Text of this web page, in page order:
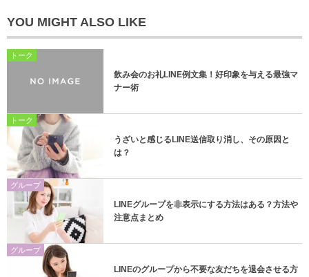
YOU MIGHT ALSO LIKE
トーク
飲み会のお礼LINE例文集！好印象を与える最強マ
ナー術
トーク
うざいと感じるLINE送信取り消し、その原因と
は？
グループ
LINEグループを非表示にする方法はある？方法や
注意点まとめ
グループ
LINEのグループから不要な友だちを退会させる方